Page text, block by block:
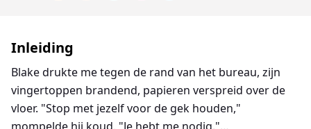
Inleiding
Blake drukte me tegen de rand van het bureau, zijn
vingertoppen brandend, papieren verspreid over de
vloer. "Stop met jezelf voor de gek houden,"